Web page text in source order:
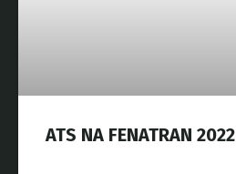
ATS NA FENATRAN 2022